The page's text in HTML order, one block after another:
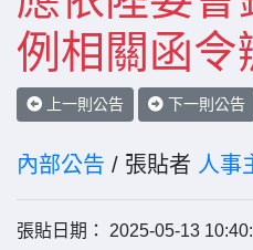
例相關函令
上一則公告 下一則公告
內部公告 / 張貼者 人事
張貼日期： 2025-05-13